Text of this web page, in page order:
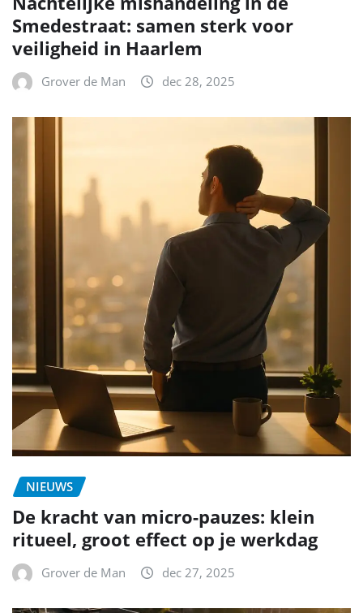
Smedestraat: samen sterk voor
veiligheid in Haarlem
Grover de Man dec 28, 2025
NIEUWS
De kracht van micro-pauzes: klein
ritueel, groot effect op je werkdag
Grover de Man dec 27, 2025